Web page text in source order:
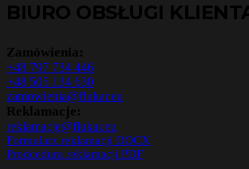
BIURO OBSŁUGI
Zamówienia:
+48 797 734 446
+48 505 134 630
zamowienia@flukar.eu
Reklamacje:
reklamacje@flukar.eu
Formularz reklamacji DOCX
Prodcedura reklamacji PDF